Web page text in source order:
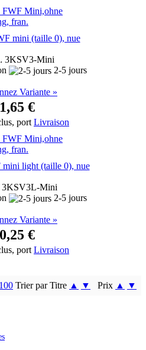
mini (taille 0), nue
3KSV3-Mini
2-5 jours
Variante »
€
port Livraison
mini light (taille 0), nue
3KSV3L-Mini
2-5 jours
Variante »
€
port Livraison
100 Trier par Titre ▲ ▼ Prix ▲ ▼